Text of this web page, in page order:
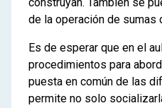
de la operación de sumas
Es de esperar que en el
procedimientos para
puesta en común de las
permite no solo